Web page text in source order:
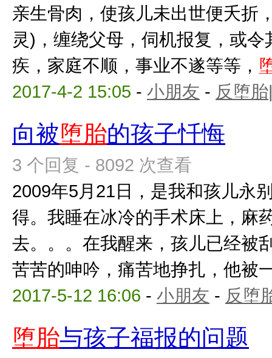
亲生骨肉，使孩儿未出世便夭折
灵)，缠绕父母，伺机报复，或
疾，家庭不顺，事业不遂等等，
2017-4-2 15:05 - 小朋友 - 反堕
向被堕胎的孩子忏悔
3 个回复 - 8092 次查看
2009年5月21日，是我和孩儿永
得。我睡在冰冷的手术床上，麻
去。。。在我醒来，孩儿已经被
苦苦的呻吟，痛苦地挣扎，他被
2017-5-12 16:06 - 小朋友 - 反堕
堕胎与孩子福报的问题